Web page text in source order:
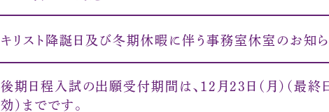
キリスト降誕日及び冬期休暇に伴う事務室休室のお知
後期日程入試の出願受付期間は、12月23日（月）（最終
効）までです。